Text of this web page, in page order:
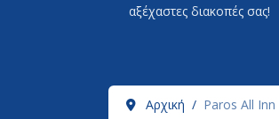
αξέχαστες διακοπές σας!
Αρχική Paros All Inn